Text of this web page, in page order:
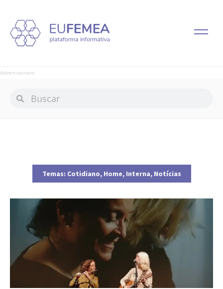
Advertisement
Temas: Cotidiano, Home, Interna, Notícias